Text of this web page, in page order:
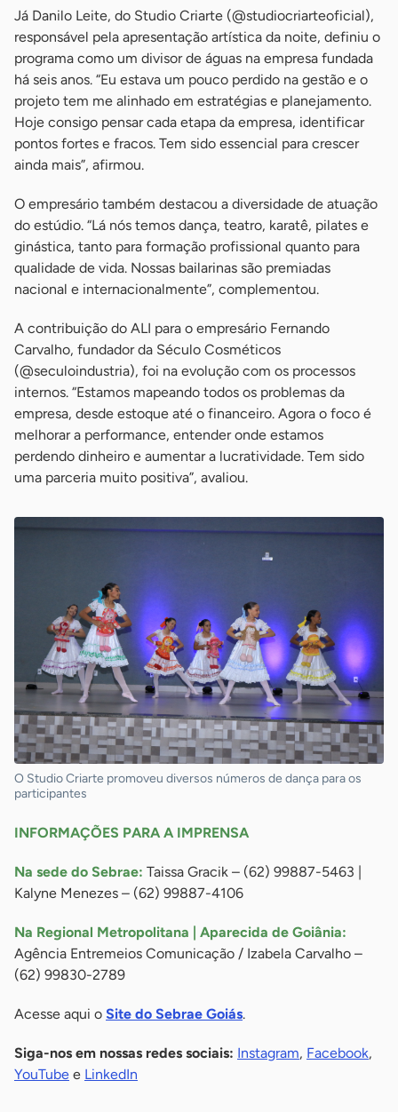
Já Danilo Leite, do Studio Criarte (@studiocriarteoficial),
responsável pela apresentação artística da noite, definiu o
programa como um divisor de águas na empresa fundada
há seis anos. “Eu estava um pouco perdido na gestão e o
projeto tem me alinhado em estratégias e planejamento.
Hoje consigo pensar cada etapa da empresa, identificar
pontos fortes e fracos. Tem sido essencial para crescer
ainda mais”, afirmou.
O empresário também destacou a diversidade de atuação
do estúdio. “Lá nós temos dança, teatro, karatê, pilates e
ginástica, tanto para formação profissional quanto para
qualidade de vida. Nossas bailarinas são premiadas
nacional e internacionalmente”, complementou.
A contribuição do ALI para o empresário Fernando
Carvalho, fundador da Século Cosméticos
(@seculoindustria), foi na evolução com os processos
internos. “Estamos mapeando todos os problemas da
empresa, desde estoque até o financeiro. Agora o foco é
melhorar a performance, entender onde estamos
perdendo dinheiro e aumentar a lucratividade. Tem sido
uma parceria muito positiva”, avaliou.
O Studio Criarte promoveu diversos números de dança para os
participantes
INFORMAÇÕES PARA A IMPRENSA
Na sede do Sebrae: Taissa Gracik – (62) 99887-5463 |
Kalyne Menezes – (62) 99887-4106
Na Regional Metropolitana | Aparecida de Goiânia:
Agência Entremeios Comunicação / Izabela Carvalho –
(62) 99830-2789
Acesse aqui o Site do Sebrae Goiás.
Siga-nos em nossas redes sociais: Instagram, Facebook,
YouTube e LinkedIn